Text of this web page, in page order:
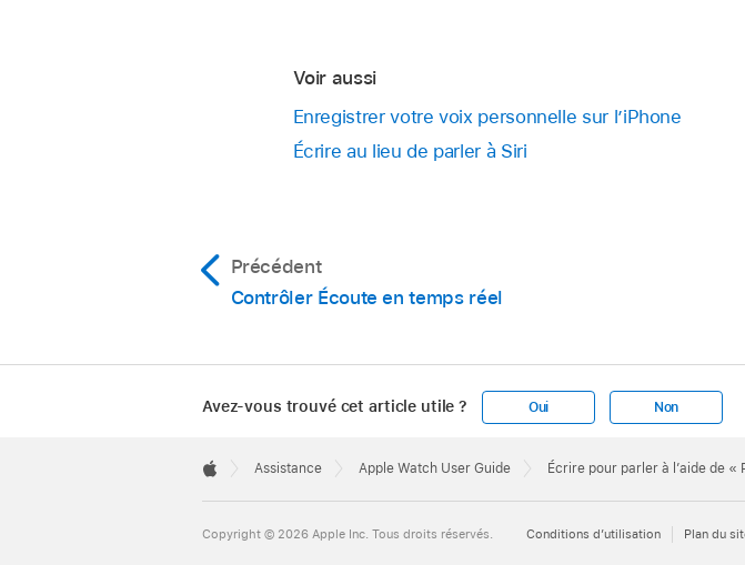
Voir aussi
Enregistrer votre voix personnelle sur l’iPhone
Écrire au lieu de parler à Siri
Précédent
Contrôler Écoute en temps réel
Avez-vous trouvé cet article utile ? Oui Non
Footer

Assistance Apple Watch User Guide Écrire pour parler à l’aide de «
Copyright © 2026 Apple Inc. Tous droits réservés. Conditions d’utilisation Plan du